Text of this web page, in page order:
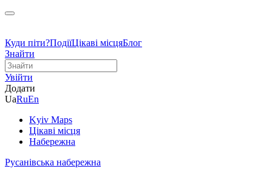
Куди піти?ПодіїЦікаві місцяБлог
Знайти
Увійти
Додати
UaRuEn
Kyiv Maps
Цікаві місця
Набережна
Русанівська набережна